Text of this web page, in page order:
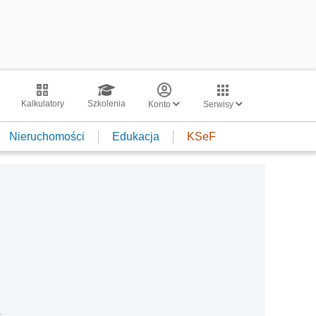
Kalkulatory Szkolenia Konto Serwisy
Nieruchomości Edukacja KSeF